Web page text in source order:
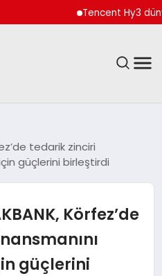
Tencent Hy3 dünya
tedarik zinciri
güçlerini birleştirdi
Körfez’de
güçlerini